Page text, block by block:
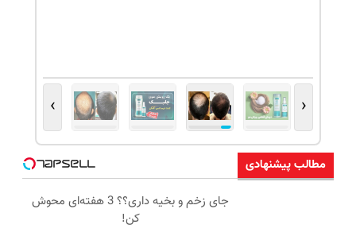
‹
›
مطالب پیشنهادی
جای زخم و بخیه داری؟؟ 3 هفته‌ای محوش
کن!